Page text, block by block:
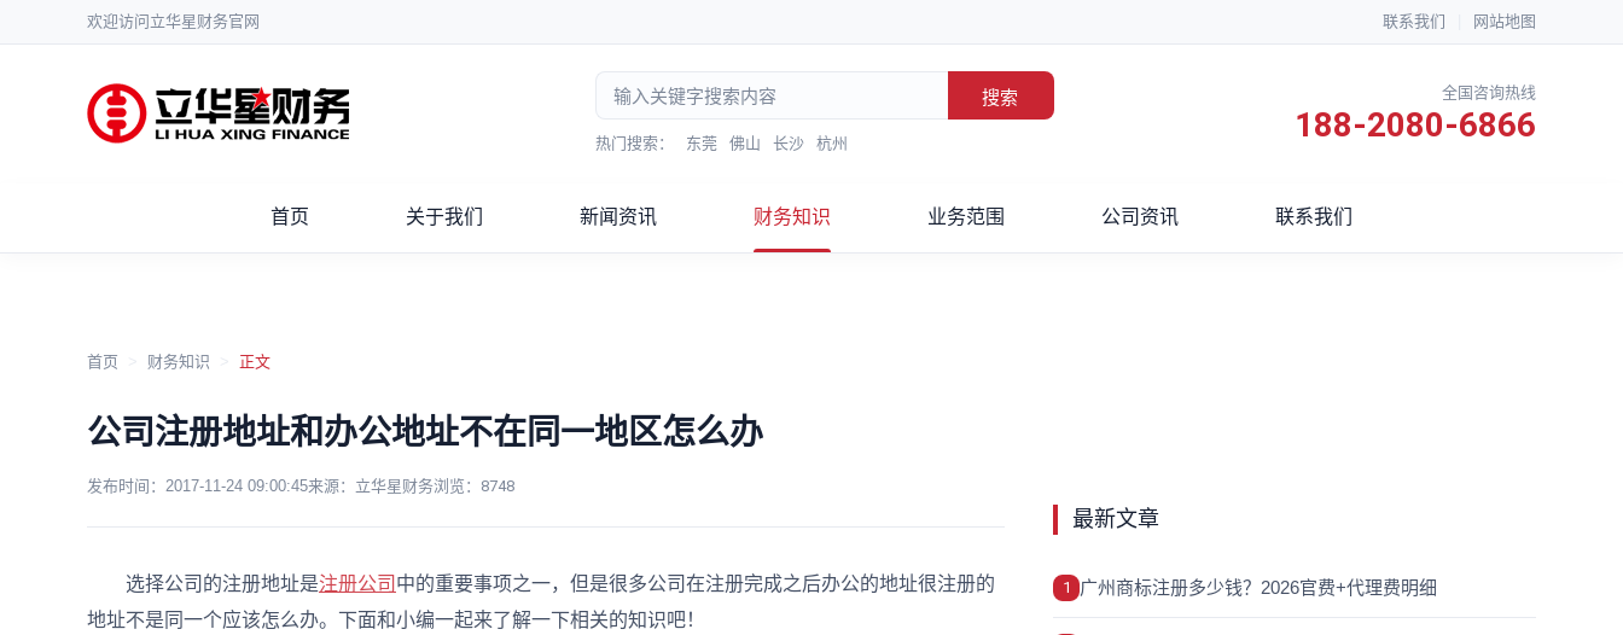
欢迎访问立华星财务官网 联系我们 网站地图
搜索
热门搜索： 东莞 佛山 长沙 杭州
全国咨询热线
188-2080-6866
首页 关于我们 新闻资讯 财务知识 业务范围 公司资讯 联系我们
首页 财务知识 正文
公司注册地址和办公地址不在同一地区怎么办
发布时间： 2017-11-24 09:00:45来源：立华星财务浏览： 8748
选择公司的注册地址是注册公司 中的重要事项之一，但是很多公司在注册完成之后办公的地址很注册的
地址不是同一个应该怎么办。下面和小编一起来了解一下相关的知识吧！
最新文章
1 广州商标注册多少钱？2026官费+代理费明细